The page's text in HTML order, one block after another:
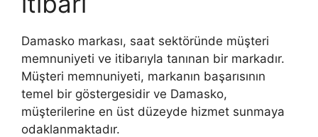
Damasko markası, saat sektöründe müşteri
memnuniyeti ve itibarıyla tanınan bir markadır.
Müşteri memnuniyeti, markanın başarısının
temel bir göstergesidir ve Damasko,
müşterilerine en üst düzeyde hizmet sunmaya
odaklanmaktadır.